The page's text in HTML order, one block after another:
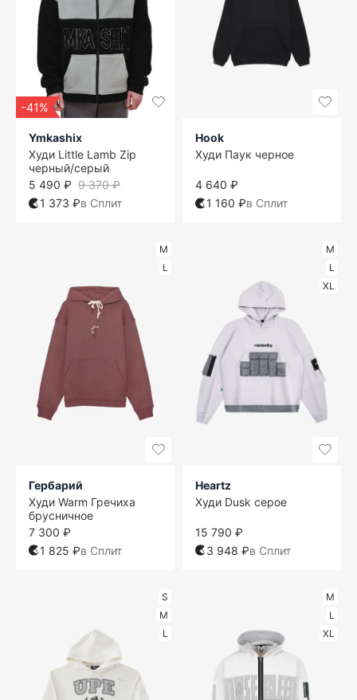
-41%
Ymkashix
Худи Little Lamb Zip
черный/серый
9 370 ₽
5 490 ₽
1 373 ₽в Сплит
Hook
Худи Паук черное
4 640 ₽
1 160 ₽в Сплит
M
L
Гербарий
Худи Warm Гречиха
брусничное
7 300 ₽
1 825 ₽в Сплит
M
L
XL
Heartz
Худи Dusk серое
15 790 ₽
3 948 ₽в Сплит
S
M
L
M
L
XL